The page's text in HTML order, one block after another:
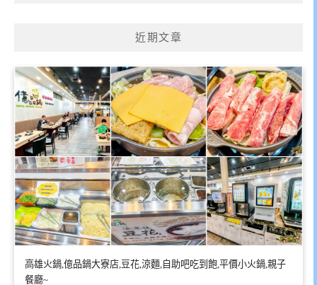
近期文章
高雄火鍋,億品鍋大寮店,豆花,涼麵,自助吧吃到飽,平價小火鍋,親子
餐廳~